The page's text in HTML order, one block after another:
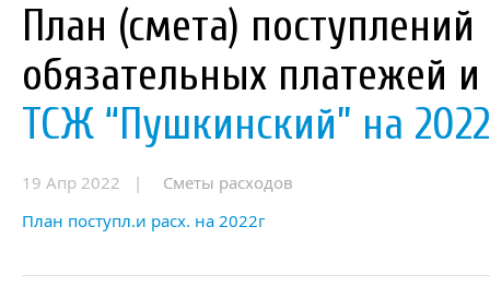
План (смета) поступлений
обязательных платежей и
ТСЖ “Пушкинский” на
19 Апр 2022 |
Сметы расходов
План поступл.и расх. на 2022г